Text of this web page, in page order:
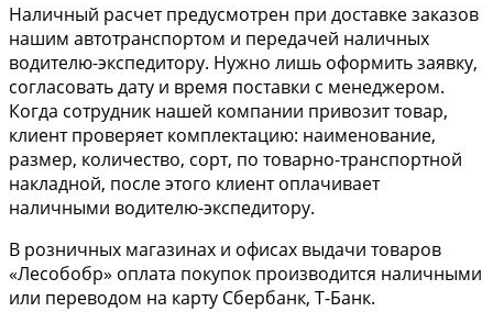
Наличный расчет предусмотрен при доставке заказов
нашим автотранспортом и передачей наличных
водителю-экспедитору. Нужно лишь оформить заявку,
согласовать дату и время поставки с менеджером.
Когда сотрудник нашей компании привозит товар,
клиент проверяет комплектацию: наименование,
размер, количество, сорт, по товарно-транспортной
накладной, после этого клиент оплачивает
наличными водителю-экспедитору.
В розничных магазинах и офисах выдачи товаров
«Лесобобр» оплата покупок производится наличными
или переводом на карту Сбербанк, Т-Банк.